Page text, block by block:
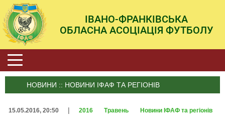
ІВАНО-ФРАНКІВСЬКА
ОБЛАСНА АСОЦІАЦІЯ ФУТБОЛУ
НОВИНИ :: НОВИНИ ІФАФ ТА РЕГІОНІВ
15.05.2016, 20:50 | 2016 Травень Новини ІФАФ та регіонів